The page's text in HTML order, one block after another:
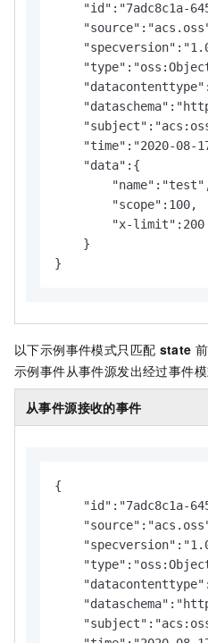
"id":"7adc8c1a-
"time":"2020-08-
    "data":{
        "scope":100,
        "x-limit":200
    }
}
以下示例事件模式只匹配 state
示例事件从事件源发出经过事件模
从事件源接收的事件
{
"id":"7adc8c1a-